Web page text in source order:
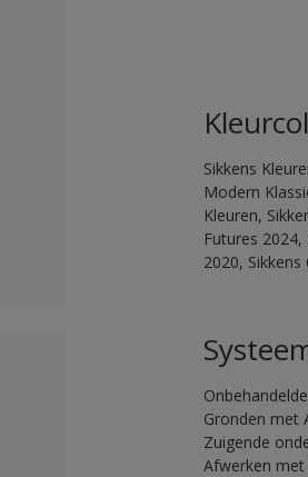
Sikkens
Modern
Kleuren,
Futures
2020,
Gronden met
Zuigende
Afwerken met